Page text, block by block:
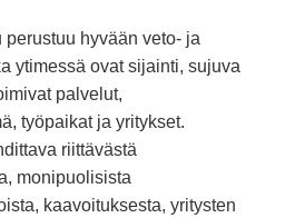
perustuu hyvään veto- ja
ytimessä ovat sijainti, sujuva
palvelut,
työpaikat ja yritykset.
riittävästä
monipuolisista
kaavoituksesta, yritysten